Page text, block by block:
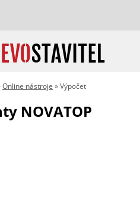
Online nástroje » Výpočet
NOVATOP